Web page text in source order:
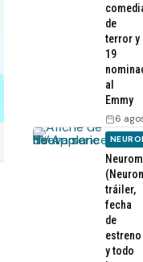
de
terror y
19
al
Emmy
6
tráiler,
fecha
de
estreno
y todo